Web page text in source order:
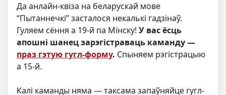
Да анлайн-квіза на беларускай мове
“Пытаннечкі” засталося некалькі гадзінаў.
Гуляем сёння а 19-й па Мінску! У вас ёсць
апошні шанец зарэгістраваць каманду —
праз гэтую гугл-форму. Спыняем рэгістрацыю
а 15-й.
Калі каманды няма — таксама запаўняйце гугл-